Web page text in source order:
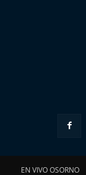
EN VIVO OSORNO